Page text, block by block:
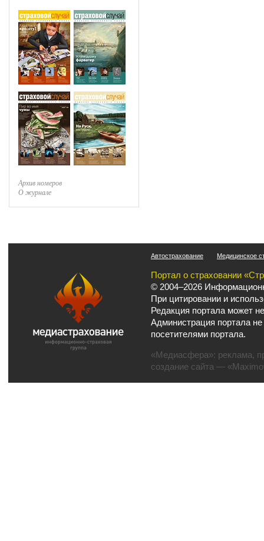
Архив номеров
О журнале
Автострахование Медицинское
Портал о страховании
© 2004–2026
При цитировании и
Редакция портала может
Администрация портала
посетителями портала.
«Медиасфера»: реклама,
создание сайта —